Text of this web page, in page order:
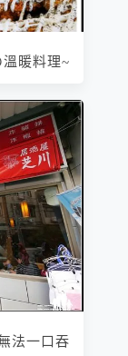
暖料理~
法一口吞